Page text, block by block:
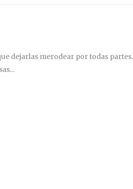
dejarlas merodear por todas